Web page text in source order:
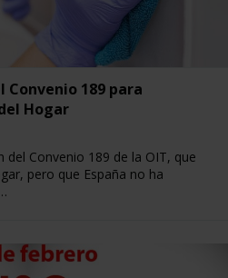
189 para
Hogar
del Convenio 189 de la OIT, que
pero que España no ha